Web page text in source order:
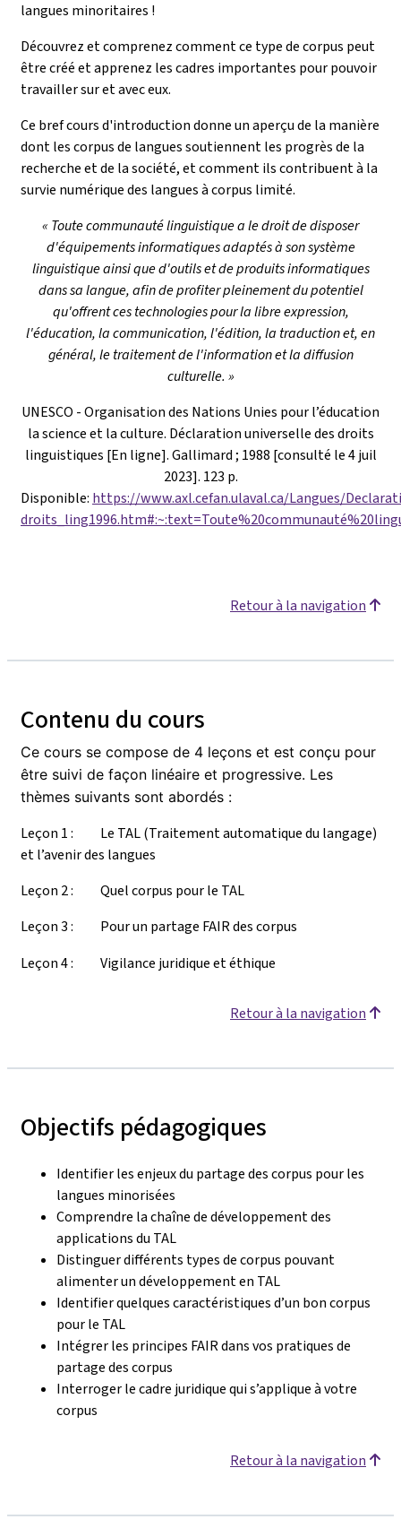
langues minoritaires !
Découvrez et comprenez comment ce type de corpus peut
être créé et apprenez les cadres importantes pour pouvoir
travailler sur et avec eux.
Ce bref cours d'introduction donne un aperçu de la manière
dont les corpus de langues soutiennent les progrès de la
recherche et de la société, et comment ils contribuent à la
survie numérique des langues à corpus limité.
« Toute communauté linguistique a le droit de disposer
d'équipements informatiques adaptés à son système
linguistique ainsi que d'outils et de produits informatiques
dans sa langue, afin de profiter pleinement du potentiel
qu'offrent ces technologies pour la libre expression,
l'éducation, la communication, l'édition, la traduction et, en
général, le traitement de l'information et la diffusion
culturelle. »
UNESCO - Organisation des Nations Unies pour l’éducation
la science et la culture. Déclaration universelle des droits
linguistiques [En ligne]. Gallimard ; 1988 [consulté le 4 juil
2023]. 123 p.
Disponible: https://www.axl.cefan.ulaval.ca/Langues/
Retour à la navigation
Contenu du cours
Ce cours se compose de 4 leçons et est conçu pour
être suivi de façon linéaire et progressive. Les
thèmes suivants sont abordés :
Leçon 1 : Le TAL (Traitement automatique du langage)
et l’avenir des langues
Leçon 2 : Quel corpus pour le TAL
Leçon 3 : Pour un partage FAIR des corpus
Leçon 4 : Vigilance juridique et éthique
Retour à la navigation
Objectifs pédagogiques
Identifier les enjeux du partage des corpus pour les
langues minorisées
Comprendre la chaîne de développement des
applications du TAL
Distinguer différents types de corpus pouvant
alimenter un développement en TAL
Identifier quelques caractéristiques d’un bon corpus
pour le TAL
Intégrer les principes FAIR dans vos pratiques de
partage des corpus
Interroger le cadre juridique qui s’applique à votre
corpus
Retour à la navigation